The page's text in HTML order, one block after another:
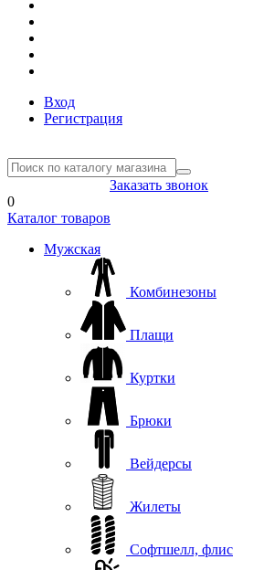
Вход
Регистрация
Заказать звонок
0
Каталог товаров
Мужская
Комбинезоны
Плащи
Куртки
Брюки
Вейдерсы
Жилеты
Софтшелл, флис